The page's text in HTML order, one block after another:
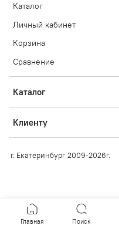
Каталог
Личный кабинет
Корзина
Сравнение
Каталог
Клиенту
г. Екатеринбург 2009-2026г.
Главная Поиск